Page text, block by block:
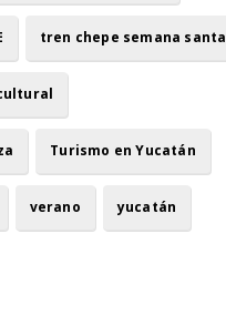
tren chepe semana santa
Turismo en Yucatán
verano yucatán